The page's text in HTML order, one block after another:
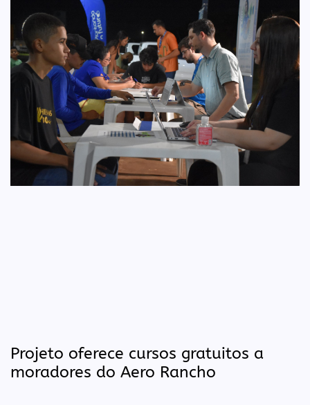
Projeto oferece cursos gratuitos a
moradores do Aero Rancho